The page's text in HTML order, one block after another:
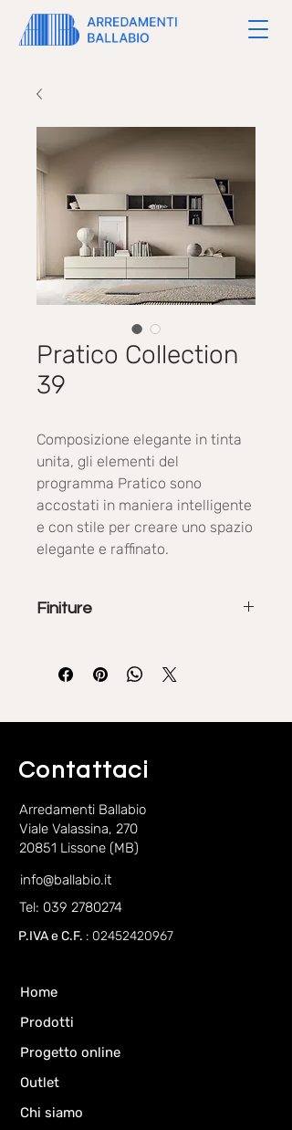
Pratico Collection
39
Composizione elegante in tinta
unita, gli elementi del
programma Pratico sono
accostati in maniera intelligente
e con stile per creare uno spazio
elegante e raffinato.
Finiture
diverse finiture materiche, effetto
legno, effetto cemento, colori opachi
Contattaci
Arredamenti Ballabio
Viale Valassina, 270
20851 Lissone (MB)
info@ballabio.it
Tel: 039 2780274
P.IVA e C.F. : 02452420967
Home
Prodotti
Progetto online
Outlet
Chi siamo